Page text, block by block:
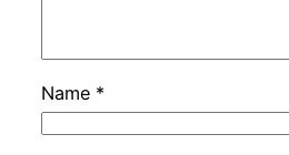
Name *